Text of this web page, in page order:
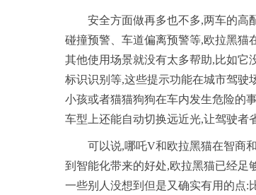
安全方面做再多也不多,两车的高
碰撞预警、车道偏离预警等,欧拉黑猫
其他使用场景就没有太多帮助,比如它
标识识别等,这些提示功能在城市驾驶
小孩或者猫猫狗狗在车内发生危险的
车型上还能自动切换远近光,让驾驶者
可以说,哪吒V和欧拉黑猫在智商
到智能化带来的好处,欧拉黑猫已经足
一些别人没想到但是又确实有用的点: